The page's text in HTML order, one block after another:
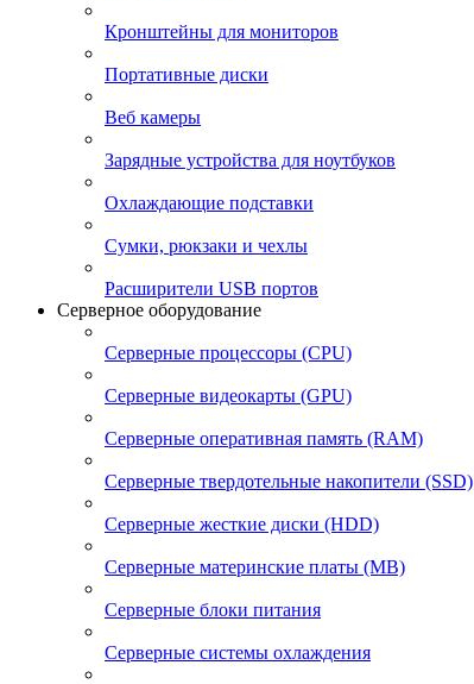
Кронштейны для мониторов
Портативные диски
Веб камеры
Зарядные устройства для ноутбуков
Охлаждающие подставки
Сумки, рюкзаки и чехлы
Расширители USB портов
Серверное оборудование
Серверные процессоры (CPU)
Серверные видеокарты (GPU)
Серверные оперативная память (RAM)
Серверные твердотельные накопители (SSD)
Серверные жесткие диски (HDD)
Серверные материнские платы (MB)
Серверные блоки питания
Серверные системы охлаждения